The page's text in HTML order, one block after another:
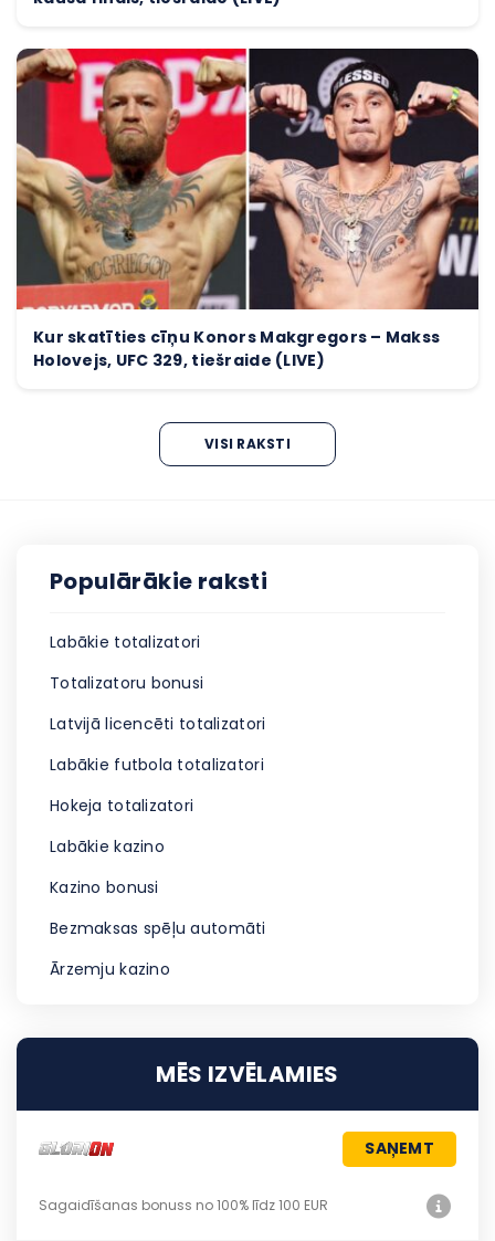
Kur skatīties cīņu Konors Makgregors – Makss
Holovejs, UFC 329, tiešraide (LIVE)
VISI RAKSTI
Populārākie raksti
Labākie totalizatori
Totalizatoru bonusi
Latvijā licencēti totalizatori
Labākie futbola totalizatori
Hokeja totalizatori
Labākie kazino
Kazino bonusi
Bezmaksas spēļu automāti
Ārzemju kazino
MĒS IZVĒLAMIES
SAŅEMT
Sagaidīšanas bonuss no 100% līdz 100 EUR